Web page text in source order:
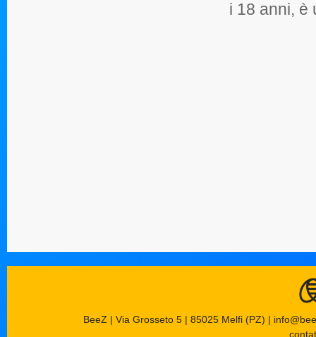
i 18 anni, è
BeeZ | Via Grosseto 5 | 85025 Melfi (PZ) |